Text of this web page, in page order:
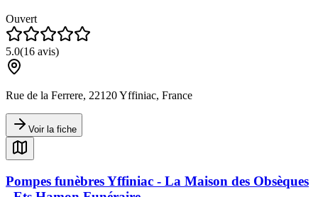
Ouvert
5.0(16 avis)
Rue de la Ferrere, 22120 Yffiniac, France
Voir la fiche
Pompes funèbres Yffiniac - La Maison des Obsèques